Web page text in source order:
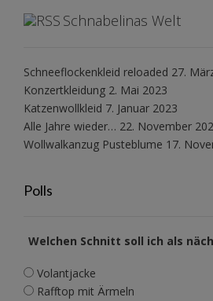
Schnabelinas Welt
Schneeflockenkleid reloaded 27.
Konzertkleidung 2. Mai 2023
Katzenwollkleid 7. Januar 2023
Alle Jahre wieder… 22. November
Wollwalkanzug Pusteblume 17.
Polls
Welchen Schnitt soll ich als
Volantjacke
Rafftop mit Ärmeln